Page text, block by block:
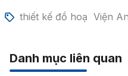
thiết kế đồ hoạ Viện
Danh mục liên quan